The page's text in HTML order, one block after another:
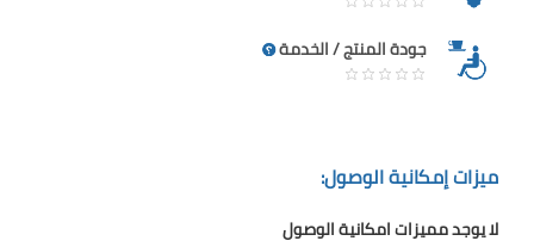
جودة المنتج / الخدمة
ميزات إمكانية الوصول:
لا يوجد مميزات امكانية الوصول